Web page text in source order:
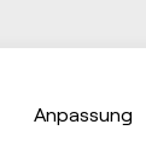
Anpassung